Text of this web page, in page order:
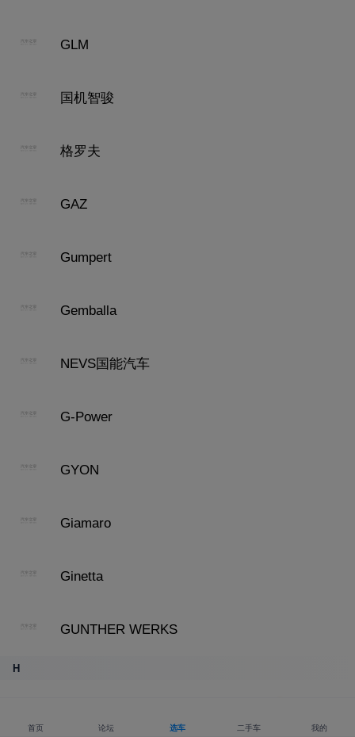
GLM
国机智骏
格罗夫
GAZ
Gumpert
Gemballa
NEVS国能汽车
G-Power
GYON
Giamaro
Ginetta
GUNTHER WERKS
H
首页 论坛 选车 二手车 我的